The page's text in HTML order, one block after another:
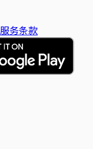
服务条款